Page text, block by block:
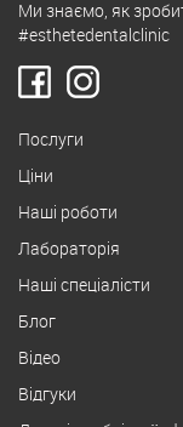
Ми знаємо, як
#esthetedentalclinic
Послуги
Ціни
Наші роботи
Лабораторія
Наші спеціалісти
Блог
Відео
Відгуки